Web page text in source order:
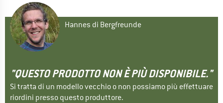
Hannes di Bergfreunde
"QUESTO PRODOTTO NON È PIÙ DISPONIBILE."
Si tratta di un modello vecchio o non possiamo più effettuare
riordini presso questo produttore.